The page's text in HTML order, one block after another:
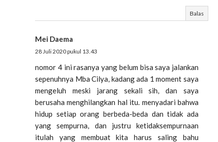
Balas
Mei Daema
28 Juli 2020 pukul 13.43
nomor 4 ini rasanya yang belum bisa saya jalankan
sepenuhnya Mba Cilya, kadang ada 1 moment saya
mengeluh meski jarang sekali sih, dan saya
berusaha menghilangkan hal itu. menyadari bahwa
hidup setiap orang berbeda-beda dan tidak ada
yang sempurna, dan justru ketidaksempurnaan
itulah yang membuat kita harus saling bahu